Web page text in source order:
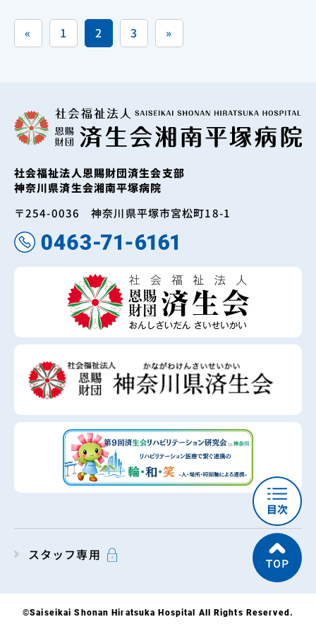
« 1 2 3 »
社会福祉法人恩賜財団済生会支部
神奈川県済生会湘南平塚病院
〒254-0036 神奈川県平塚市宮松町18-1
スタッフ専用
©Saiseikai Shonan Hiratsuka Hospital All Rights Reserved.